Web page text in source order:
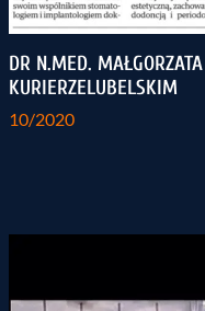
DR N.MED.
KURIERZELUBELSKIM
10/2020